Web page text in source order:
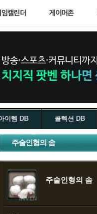
캘린더 게이머존
이템 DB 콜렉션 DB
주술인형의 솜
주술인형의 솜